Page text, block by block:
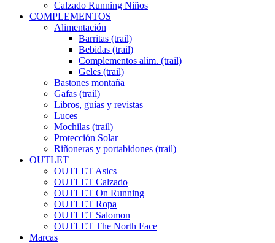
Calzado Running Niños
COMPLEMENTOS
Alimentación
Barritas (trail)
Bebidas (trail)
Complementos alim. (trail)
Geles (trail)
Bastones montaña
Gafas (trail)
Libros, guías y revistas
Luces
Mochilas (trail)
Protección Solar
Riñoneras y portabidones (trail)
OUTLET
OUTLET Asics
OUTLET Calzado
OUTLET On Running
OUTLET Ropa
OUTLET Salomon
OUTLET The North Face
Marcas